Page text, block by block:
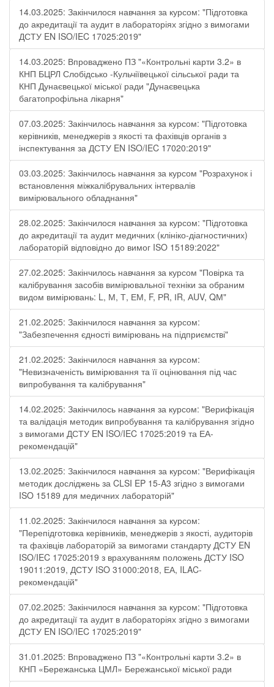
14.03.2025: Закінчилося навчання за курсом: "Підготовка
до акредитації та аудит в лабораторіях згідно з вимогами
ДСТУ EN ISO/IEC 17025:2019"
14.03.2025: Впроваджено ПЗ "«Контрольні карти 3.2» в
КНП БЦРЛ Слобідсько -Кульчіївецької сільської ради та
КНП Дунаєвецької міської ради "Дунаєвецька
багатопрофільна лікарня"
07.03.2025: Закінчилось навчання за курсом: "Підготовка
керівників, менеджерів з якості та фахівців органів з
інспектування за ДСТУ EN ISO/IEC 17020:2019"
03.03.2025: Закінчилось навчання за курсом "Розрахунок і
встановлення міжкалібрувальних інтервалів
вимірювального обладнання"
28.02.2025: Закінчилося навчання за курсом: "Підготовка
до акредитації та аудит медичних (клініко-діагностичних)
лабораторій відповідно до вимог ISO 15189:2022"
27.02.2025: Закінчилось навчання за курсом "Повірка та
калібрування засобів вимірювальної техніки за обраним
видом вимірювань: L, М, Т, ЕМ, F, РR, ІR, АUV, QМ"
21.02.2025: Закінчилося навчання за курсом:
"Забезпечення єдності вимірювань на підприємстві"
21.02.2025: Закінчилося навчання за курсом:
"Невизначеність вимірювання та її оцінювання під час
випробування та калібрування"
14.02.2025: Закінчилось навчання за курсом: "Верифікація
та валідація методик випробування та калібрування згідно
з вимогами ДСТУ EN ISO/IEC 17025:2019 та ЕА-
рекомендацій"
13.02.2025: Закінчилося навчання за курсом: "Верифікація
методик досліджень за CLSI EP 15-A3 згідно з вимогами
ISO 15189 для медичних лабораторій"
11.02.2025: Закінчилося навчання за курсом:
"Перепідготовка керівників, менеджерів з якості, аудиторів
та фахівців лабораторій за вимогами стандарту ДСТУ EN
ISO/IEC 17025:2019 з врахуванням положень ДСТУ ISO
19011:2019, ДСТУ ISO 31000:2018, ЕА, ILAC-
рекомендацій"
07.02.2025: Закінчилося навчання за курсом: "Підготовка
до акредитації та аудит в лабораторіях згідно з вимогами
ДСТУ EN ISO/IEC 17025:2019"
31.01.2025: Впроваджено ПЗ "«Контрольні карти 3.2» в
КНП «Бережанська ЦМЛ» Бережанської міської ради